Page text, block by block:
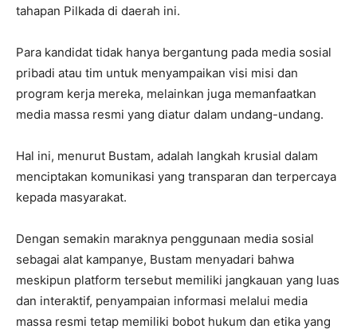
tahapan Pilkada di daerah ini.
Para kandidat tidak hanya bergantung pada media sosial
pribadi atau tim untuk menyampaikan visi misi dan
program kerja mereka, melainkan juga memanfaatkan
media massa resmi yang diatur dalam undang-undang.
Hal ini, menurut Bustam, adalah langkah krusial dalam
menciptakan komunikasi yang transparan dan terpercaya
kepada masyarakat.
Dengan semakin maraknya penggunaan media sosial
sebagai alat kampanye, Bustam menyadari bahwa
meskipun platform tersebut memiliki jangkauan yang luas
dan interaktif, penyampaian informasi melalui media
massa resmi tetap memiliki bobot hukum dan etika yang